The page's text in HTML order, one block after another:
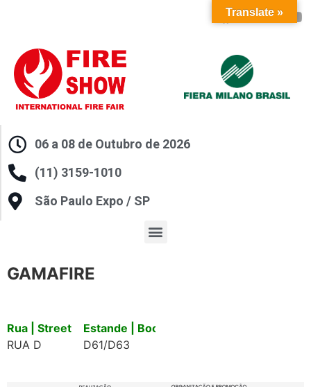
06 a 08 de Outubro de 2026
(11) 3159-1010
São Paulo Expo / SP
GAMAFIRE
Rua | Street
RUA D
Estande | Booth
D61/D63
Translate »